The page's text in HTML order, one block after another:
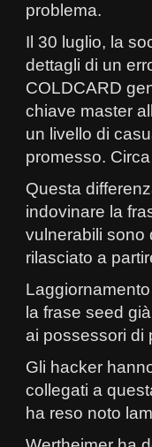
problema.
Il 30 luglio, la
dettagli di un
COLDCARD
chiave master
un livello di
promesso.
Questa
indovinare la
vulnerabili sono
rilasciato a
la frase seed
ai possessori di
Gli hacker
collegati a
ha reso noto